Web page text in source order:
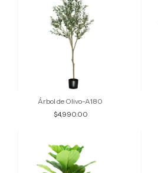
Árbol de Olivo-A180
$4,990.00